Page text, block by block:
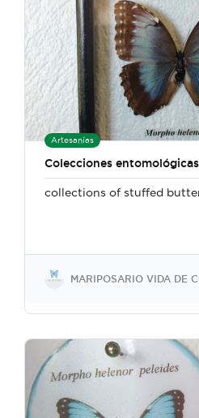
Artesanías
Colecciones
collections of stuffed
MARIPOSARIO VIDA DE